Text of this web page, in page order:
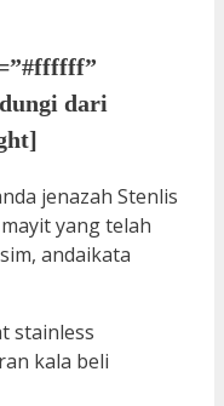
dari
jenazah Stenlis
yang telah
andaikata
stainless
kala beli